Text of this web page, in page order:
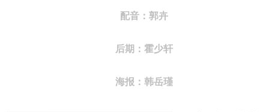
配音：郭卉
后期：霍少轩
海报：韩岳瑾